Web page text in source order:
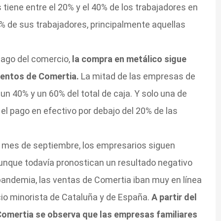
entre el 20% y el 40% de los trabajadores en
de sus trabajadores, principalmente aquellas
del comercio, la compra en metálico sigue
de Comertia. La mitad de las empresas de
40% y un 60% del total de caja. Y solo una de
pago en efectivo por debajo del 20% de las
de septiembre, los empresarios siguen
todavía pronostican un resultado negativo
las ventas de Comertia iban muy en línea
minorista de Cataluña y de España. A partir del
se observa que las empresas familiares